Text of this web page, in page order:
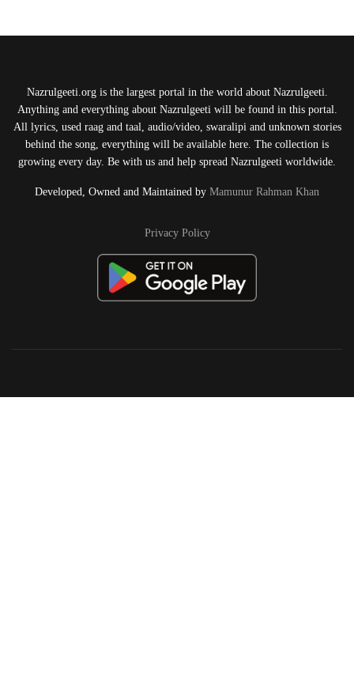
Nazrulgeeti.org is the largest portal in the world about Nazrulgeeti.
Anything and everything about Nazrulgeeti will be found in this portal.
All lyrics, used raag and taal, audio/video, swaralipi and unknown stories
behind the song, everything will be available here. The collection is
growing every day. Be with us and help spread Nazrulgeeti worldwide.
Developed, Owned and Maintained by Mamunur Rahman Khan
Privacy Policy